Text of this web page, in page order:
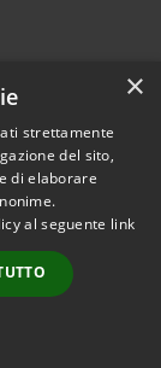
×
strettamente
del sito,
di elaborare
al seguente link